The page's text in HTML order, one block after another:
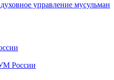
управление мусульман
России